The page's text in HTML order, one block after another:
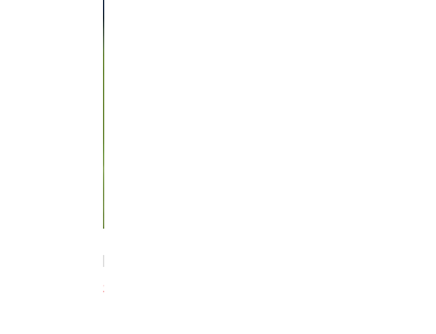
Midnight Hare Wild Tulip Incense
Slut i lager